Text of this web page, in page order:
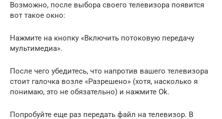
Возможно, после выбора своего телевизора появится
вот такое окно:
Нажмите на кнопку «Включить потоковую передачу
мультимедиа».
После чего убедитесь, что напротив вашего телевизора
стоит галочка возле «Разрешено» (хотя, насколько я
понимаю, это не обязательно) и нажмите Ok.
Попробуйте еще раз передать файл на телевизор. В